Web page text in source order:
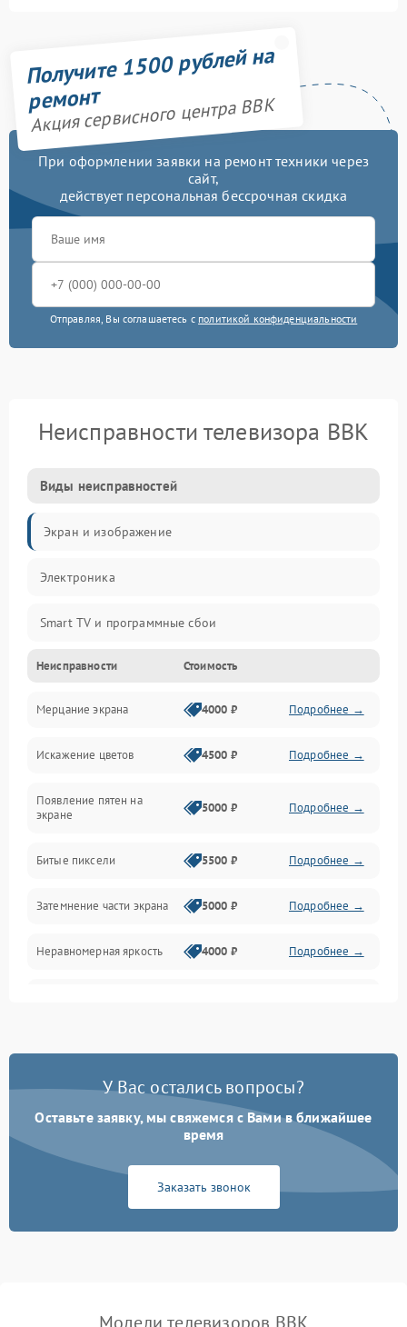
Получите 1500 рублей на
ремонт
Акция сервисного центра BBK
При оформлении заявки на ремонт техники через
сайт,
действует персональная бессрочная скидка
Отправляя, Вы соглашаетесь с политикой конфиденциальности
Неисправности телевизора BBK
Виды неисправностей
Экран и изображение
Электроника
Smart TV и программные сбои
Питание и запуск
Подсветка и LED-модули
Звук и аудиосистема
Сигнал и приём каналов
Механические повреждения
Программное обеспечение
Сеть и подключения
Аудио
Сетевая
Неисправности Стоимость
Мерцание экрана 4000 ₽ Подробнее →
Искажение цветов 4500 ₽ Подробнее →
Появление пятен на
экране
5000 ₽ Подробнее →
Битые пиксели 5500 ₽ Подробнее →
Затемнение части экрана 5000 ₽ Подробнее →
Неравномерная яркость 4000 ₽ Подробнее →
У Вас остались вопросы?
Оставьте заявку, мы свяжемся с Вами в ближайшее
время
Заказать звонок